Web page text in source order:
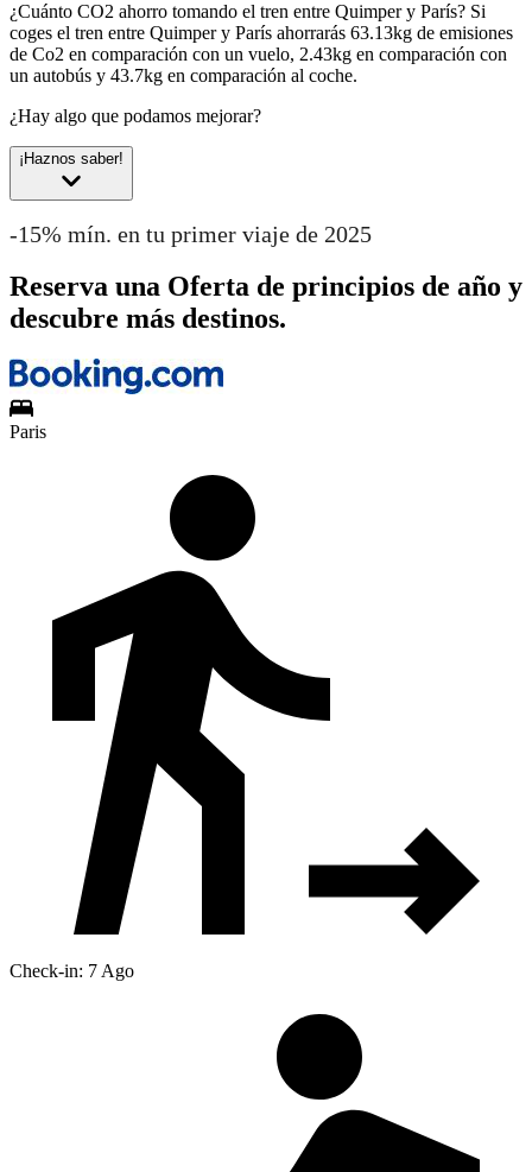
¿Cuánto CO2 ahorro tomando el tren entre Quimper y París? Si
coges el tren entre Quimper y París ahorrarás 63.13kg de emisiones
de Co2 en comparación con un vuelo, 2.43kg en comparación con
un autobús y 43.7kg en comparación al coche.
¿Hay algo que podamos mejorar?
¡Haznos saber!
-15% mín. en tu primer viaje de 2025
Reserva una Oferta de principios de año y
descubre más destinos.
Paris
Check-in: 7 Ago